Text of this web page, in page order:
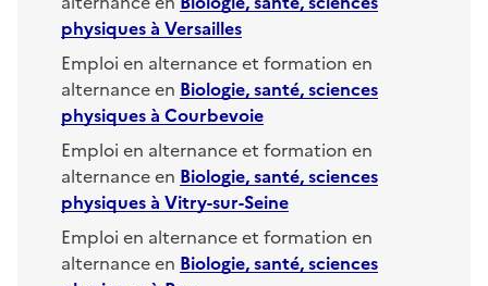
physiquesà Versailles
Emploi en alternance et formation en
alternance en Biologie, santé, sciences
physiquesà Courbevoie
Emploi en alternance et formation en
alternance en Biologie, santé, sciences
physiquesà Vitry-sur-Seine
Emploi en alternance et formation en
alternance en Biologie, santé, sciences